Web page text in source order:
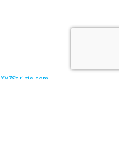
XYZScripts.com